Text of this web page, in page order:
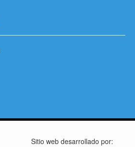
Sitio web desarrollado por: